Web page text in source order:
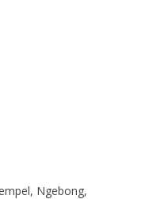
Ngebong,